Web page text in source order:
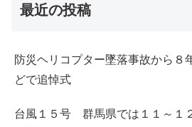
最近の投稿
防災ヘリコプター墜落事故から
どで追悼式
台風１５号 群馬県では１１～１